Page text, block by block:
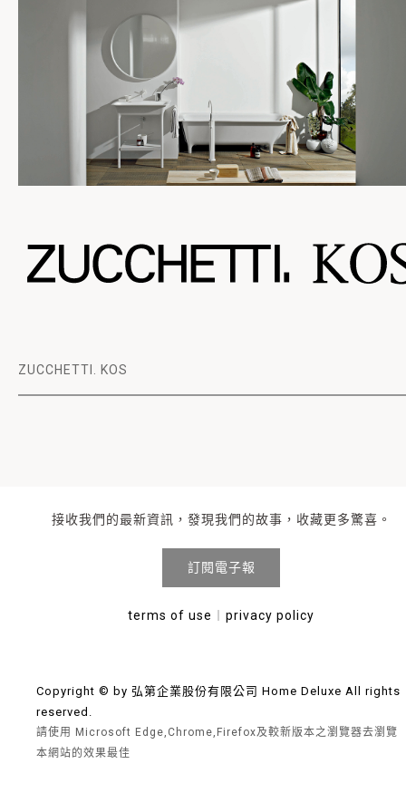
ZUCCHETTI. KOS
Copyright © by 弘第企業股份有限公司 Home Deluxe All rights
reserved.
請使用 Microsoft Edge,Chrome,Firefox及較新版本之瀏覽器去瀏覽
本網站的效果最佳
接收我們的最新資訊，發現我們的故事，收藏更多驚喜。
訂閱電子報
terms of use privacy policy